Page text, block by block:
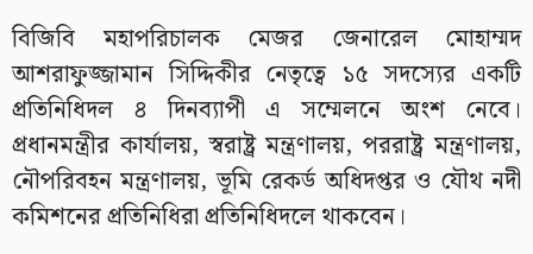
বিজিবি মহাপরিচালক মেজর জেনারেল মোহাম্মদ
আশরাফুজ্জামান সিদ্দিকীর নেতৃত্বে ১৫ সদস্যের একটি
প্রতিনিধিদল ৪ দিনব্যাপী এ সম্মেলনে অংশ নেবে।
প্রধানমন্ত্রীর কার্যালয়, স্বরাষ্ট্র মন্ত্রণালয়, পররাষ্ট্র মন্ত্রণালয়,
নৌপরিবহন মন্ত্রণালয়, ভূমি রেকর্ড অধিদপ্তর ও যৌথ নদী
কমিশনের প্রতিনিধিরা প্রতিনিধিদলে থাকবেন।